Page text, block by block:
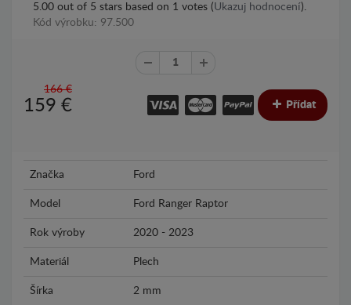
5.00 out of 5 stars based on 1 votes (Ukazuj hodnocení).
Kód výrobku: 97.500
166 €
159 € Přídat
Značka Ford
Model Ford Ranger Raptor
Rok výroby 2020 - 2023
Materiál Plech
Šírka 2 mm